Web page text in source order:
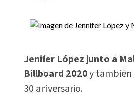
Jenifer López junto a
Billboard 2020y también
30 aniversario.